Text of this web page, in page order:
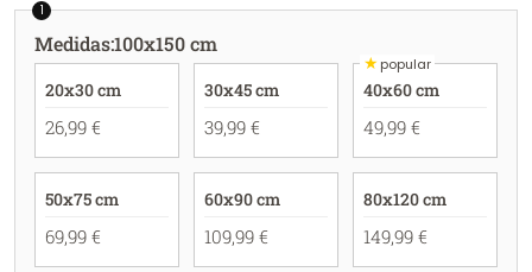
1
Medidas:100x150 cm
20x30 cm
26,99 €
30x45 cm
39,99 €
★popular
40x60 cm
49,99 €
50x75 cm
69,99 €
60x90 cm
109,99 €
80x120 cm
149,99 €